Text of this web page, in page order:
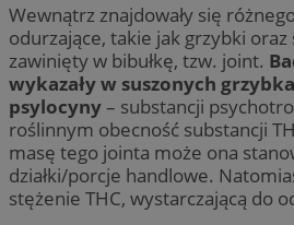
Wewnątrz znajdowały się
odurzające, takie jak grzybki
zawinięty w bibułkę, tzw. joint.
wykazały w suszonych
psylocyny– substancji
roślinnym obecność substancji
masę tego jointa może ona
działki/porcje handlowe.
stężenie THC, wystarczającą do